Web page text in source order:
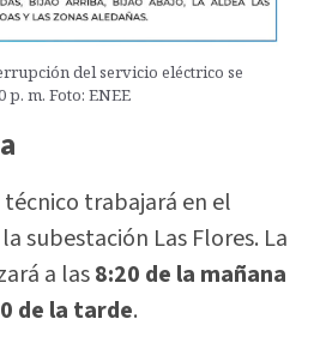
del servicio eléctrico se
p. m. Foto: ENEE
técnico trabajará en el
subestación Las Flores. La
a las8:20 de la mañana
de la tarde.